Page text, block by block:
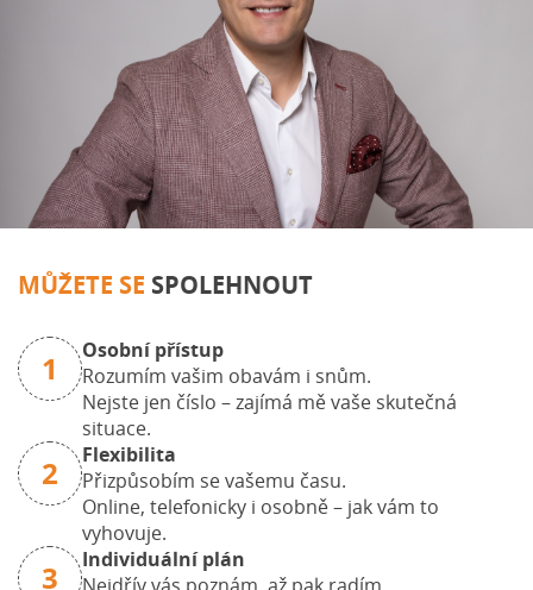
MŮŽETE SE SPOLEHNOUT
1
Osobní přístup
Rozumím vašim obavám i snům.
Nejste jen číslo – zajímá mě vaše skutečná
situace.
2
Flexibilita
Přizpůsobím se vašemu času.
Online, telefonicky i osobně – jak vám to
vyhovuje.
3
Individuální plán